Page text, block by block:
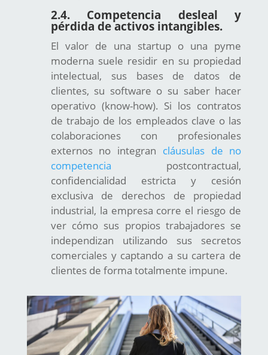
2.4. Competencia desleal y
pérdida de activos intangibles.
El valor de una startup o una pyme
moderna suele residir en su propiedad
intelectual, sus bases de datos de
clientes, su software o su saber hacer
operativo (know-how). Si los contratos
de trabajo de los empleados clave o las
colaboraciones con profesionales
externos no integran cláusulas de no
competencia postcontractual,
confidencialidad estricta y cesión
exclusiva de derechos de propiedad
industrial, la empresa corre el riesgo de
ver cómo sus propios trabajadores se
independizan utilizando sus secretos
comerciales y captando a su cartera de
clientes de forma totalmente impune.